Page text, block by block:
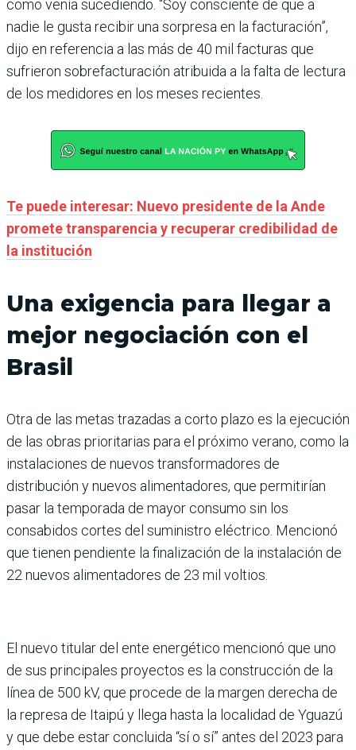
como venía sucediendo. “Soy consciente de que a
nadie le gusta recibir una sorpresa en la facturación”,
dijo en referencia a las más de 40 mil facturas que
sufrieron sobrefacturación atribuida a la falta de lectura
de los medidores en los meses recientes.
Te puede interesar: Nuevo presidente de la Ande
promete transparencia y recuperar credibilidad de
la institución
Una exigencia para llegar a
mejor negociación con el
Brasil
Otra de las metas trazadas a corto plazo es la ejecución
de las obras prioritarias para el próximo verano, como la
instalaciones de nuevos transformadores de
distribución y nuevos alimentadores, que permitirían
pasar la temporada de mayor consumo sin los
consabidos cortes del suministro eléctrico. Mencionó
que tienen pendiente la finalización de la instalación de
22 nuevos alimentadores de 23 mil voltios.
El nuevo titular del ente energético mencionó que uno
de sus principales proyectos es la construcción de la
línea de 500 kV, que procede de la margen derecha de
la represa de Itaipú y llega hasta la localidad de Yguazú
y que debe estar concluida “sí o sí” antes del 2023 para